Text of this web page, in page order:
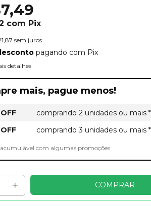
com Pix
sem juros
pagando com Pix
detalhes
mais, pague menos!
comprando 2 unidades ou mais *
comprando 3 unidades ou mais *
acumulável com algumas promoções